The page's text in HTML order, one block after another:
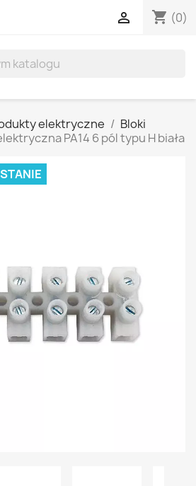
shopping_cart (0)

elektryczne
Bloki
PA14 6 pól typu H biała